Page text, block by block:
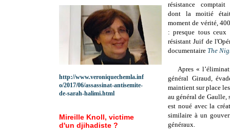
résistance
dont la moitié
moment de vérité,
: presque tous
résistant Juif de
documentaire The
Apres «
général Giraud,
maintient sur place
au général de Gaulle,
est noué avec la
similaire à un
généraux.
http://www.veroniquechemla.inf
o/2017/06/assassinat-antisemite-
de-sarah-halimi.html
Mireille Knoll, victime
d'un djihadiste ?